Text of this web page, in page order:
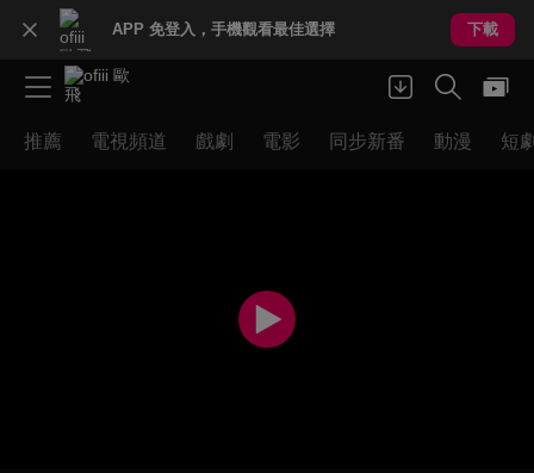
APP 免登入，手機觀看最佳選擇 下載
推薦 電視頻道 戲劇 電影 同步新番 動漫 短